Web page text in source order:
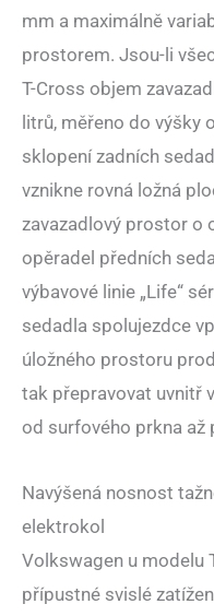
mm a maximálně
prostorem. Jsou-li
T-Cross objem
litrů, měřeno do výšky
sklopení zadních
vznikne rovná ložná
zavazadlový prostor o
opěradel předních
výbavové linie „Life“
sedadla spolujezdce
úložného prostoru
tak přepravovat uvnitř
od surfového prkna až
Navýšená nosnost
elektrokol
Volkswagen u modelu
přípustné svislé